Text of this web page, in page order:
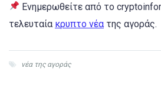
Ενημερωθείτε από το
τελευταία κρυπτο νέα της αγοράς.
νέα της αγοράς